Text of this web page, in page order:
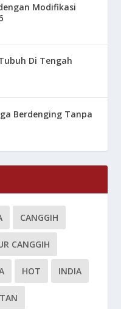
Modifikasi
Di Tengah
Berdenging Tanpa
CANGGIH
CANGGIH
HOT INDIA